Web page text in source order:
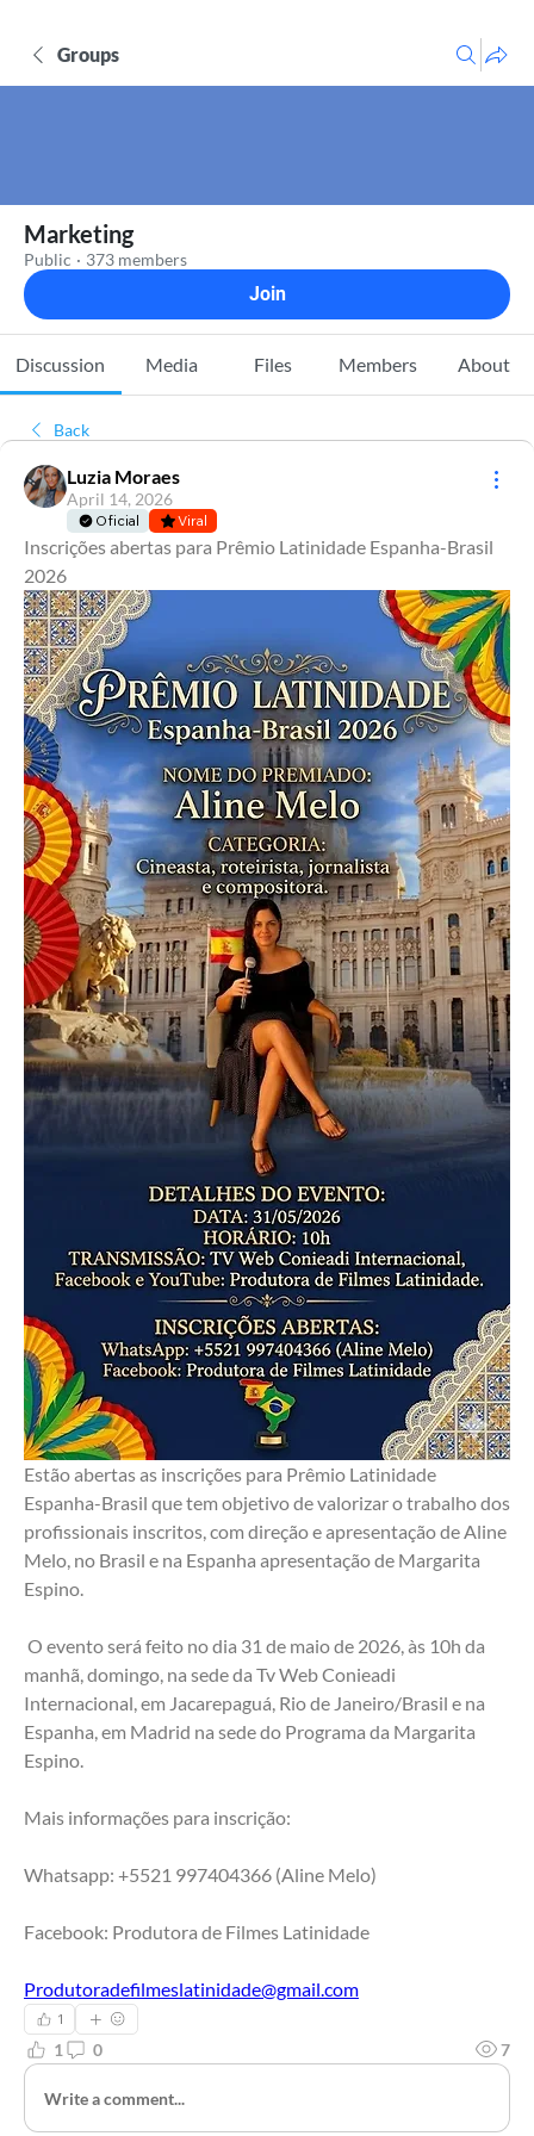
Groups
Marketing
Public · 373 members
Join
Discussion Media Files Members About
Back
Luzia Moraes
April 14, 2026
Oficial Viral
Inscrições abertas para Prêmio Latinidade Espanha-Brasil
2026
Estão abertas as inscrições para Prêmio Latinidade
Espanha-Brasil que tem objetivo de valorizar o trabalho dos
profissionais inscritos, com direção e apresentação de Aline
Melo, no Brasil e na Espanha apresentação de Margarita
Espino.
manhã, domingo, na sede da Tv Web Conieadi
Internacional, em Jacarepaguá, Rio de Janeiro/Brasil e na
Espanha, em Madrid na sede do Programa da Margarita
Espino.
Mais informações para inscrição:
Whatsapp: +5521 997404366 (Aline Melo)
Facebook: Produtora de Filmes Latinidade
Produtoradefilmeslatinidade@gmail.com
1
1 0 7
Write a comment...